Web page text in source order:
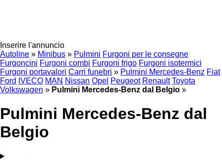
Inserire l'annuncio
Autoline » Minibus » Pulmini Furgoni per le consegne
Furgoncini Furgoni combi Furgoni frigo Furgoni isotermici
Furgoni portavalori Carri funebri » Pulmini Mercedes-Benz Fiat
Ford IVECO MAN Nissan Opel Peugeot Renault Toyota
Volkswagen » Pulmini Mercedes-Benz dal Belgio »
Pulmini Mercedes-Benz dal
Belgio